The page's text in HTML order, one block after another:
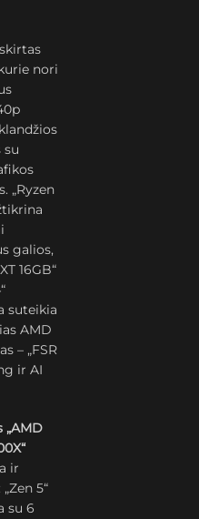
nori
su
„Ryzen
galios,
16GB“
suteikia
AMD
– „FSR
ir AI
„AMD
ir
5“
su 6